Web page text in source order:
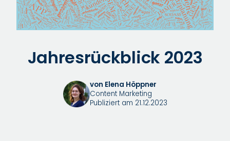
Jahresrückblick 2023
von Elena Höppner
Content Marketing
Publiziert am 21.12.2023